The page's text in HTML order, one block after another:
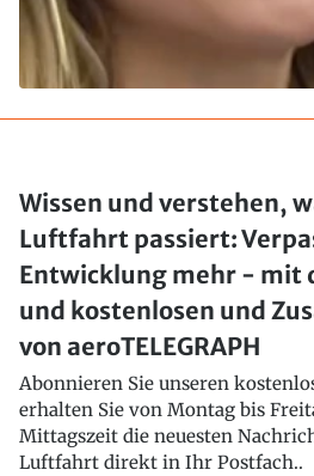
Wissen und verstehen,
Luftfahrt passiert:
Entwicklung mehr - mit
und kostenlosen und
von aeroTELEGRAPH
Abonnieren Sie unseren
erhalten Sie von Montag bis
Mittagszeit die neuesten
Luftfahrt direkt in Ihr Postfach..